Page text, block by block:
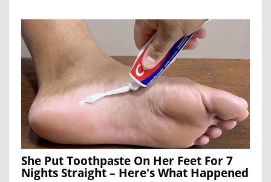
She Put Toothpaste On Her Feet For 7
Nights Straight – Here's What Happened